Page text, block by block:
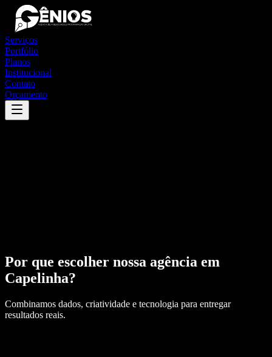
Serviços
Portfólio
Planos
Institucional
Contato
Orçamento
Por que escolher nossa agência em
Capelinha?
Combinamos dados, criatividade e tecnologia para entregar
resultados reais.